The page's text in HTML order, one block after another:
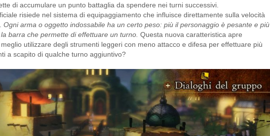
di accumulare un punto battaglia da spendere nei turni successivi.
risiede nel sistema di equipaggiamento che influisce direttamente sulla velocità
Ogni arma o oggetto indossabile ha un certo peso: più il personaggio è pesante e più
barra che permette di effettuare un turno. Questa nuova caratteristica apre
utilizzare degli strumenti leggeri con meno attacco e difesa per effettuare più
a scapito di qualche turno aggiuntivo?